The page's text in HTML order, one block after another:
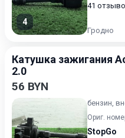
4
41
Гродно
Катушка зажигания
2.0
56 BYN
бензин,
Ориг.
StopGo